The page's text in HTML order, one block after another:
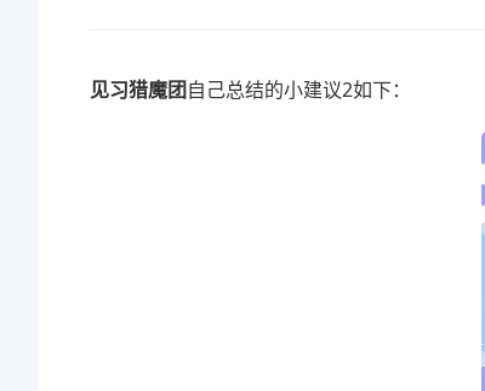
见习猎魔团自己总结的小建议2如下：